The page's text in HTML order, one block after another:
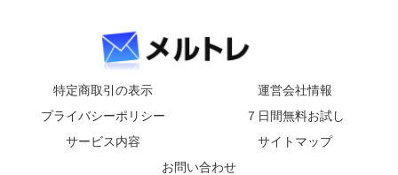
特定商取引の表示
運営会社情報
プライバシーポリシー
７日間無料お試し
サービス内容
サイトマップ
お問い合わせ